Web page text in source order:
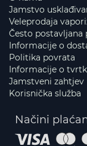
Jamstvo
Veleprodaja
Često postavljana
Informacije o
Politika povrata
Informacije o
Jamstveni zahtjev
Korisnička služba
Načini